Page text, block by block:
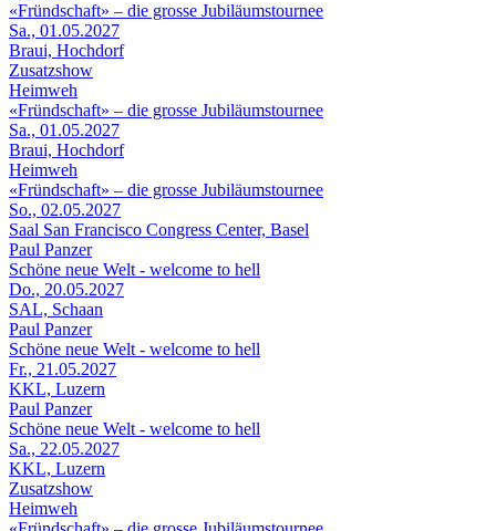
«Fründschaft» – die grosse Jubiläumstournee
Sa., 01.05.2027
Braui, Hochdorf
Zusatzshow
Heimweh
«Fründschaft» – die grosse Jubiläumstournee
Sa., 01.05.2027
Braui, Hochdorf
Heimweh
«Fründschaft» – die grosse Jubiläumstournee
So., 02.05.2027
Saal San Francisco Congress Center, Basel
Paul Panzer
Schöne neue Welt - welcome to hell
Do., 20.05.2027
SAL, Schaan
Paul Panzer
Schöne neue Welt - welcome to hell
Fr., 21.05.2027
KKL, Luzern
Paul Panzer
Schöne neue Welt - welcome to hell
Sa., 22.05.2027
KKL, Luzern
Zusatzshow
Heimweh